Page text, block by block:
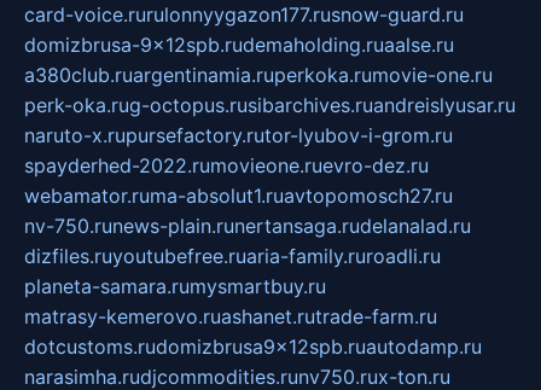
card-voice.rurulonnyygazon177.rusnow-guard.ru
domizbrusa-9x12spb.rudemaholding.ruaalse.ru
a380club.ruargentinamia.ruperkoka.rumovie-one.ru
perk-oka.rug-octopus.rusibarchives.ruandreislyusar.ru
naruto-x.rupursefactory.rutor-lyubov-i-grom.ru
spayderhed-2022.rumovieone.ruevro-dez.ru
webamator.ruma-absolut1.ruavtopomosch27.ru
nv-750.runews-plain.runertansaga.rudelanalad.ru
dizfiles.ruyoutubefree.ruaria-family.ruroadli.ru
planeta-samara.rumysmartbuy.ru
matrasy-kemerovo.ruashanet.rutrade-farm.ru
dotcustoms.rudomizbrusa9x12spb.ruautodamp.ru
narasimha.rudjcommodities.runv750.rux-ton.ru